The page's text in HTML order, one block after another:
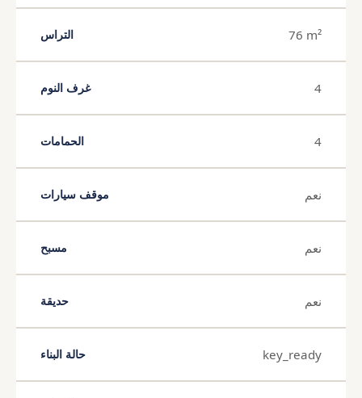
التراس 76 m²
غرف النوم 4
الحمامات 4
موقف سيارات نعم
مسبح نعم
حديقة نعم
حالة البناء key_ready